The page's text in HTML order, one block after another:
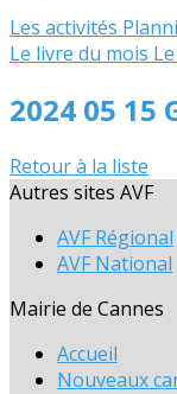
Les activités
Le livre du mois
2024 05 15
Retour à la liste
Autres sites AVF
AVF Régional
AVF National
Mairie de Cannes
Accueil
Nouveaux